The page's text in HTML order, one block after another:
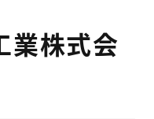
業株式会